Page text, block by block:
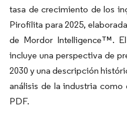
tasa de crecimiento de los
Pirofilita para 2025,
de Mordor Intelligence™.
incluye una perspectiva de
2030 y una descripción
análisis de la industria
PDF.